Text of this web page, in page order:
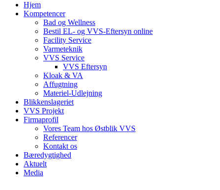
Hjem
Kompetencer
Bad og Wellness
Bestil EL- og VVS-Eftersyn online
Facility Service
Varmeteknik
VVS Service
VVS Eftersyn
Kloak & VA
Affugtning
Materiel-Udlejning
Blikkenslageriet
VVS Projekt
Firmaprofil
Vores Team hos Østblik VVS
Referencer
Kontakt os
Bæredygtighed
Aktuelt
Media